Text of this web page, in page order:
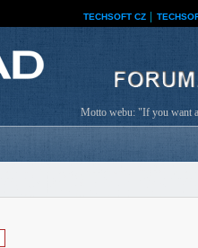
TECHSOFT CZ
Motto webu: "If you want